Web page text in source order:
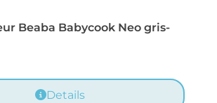
Beaba Babycook Neo gris-
Details